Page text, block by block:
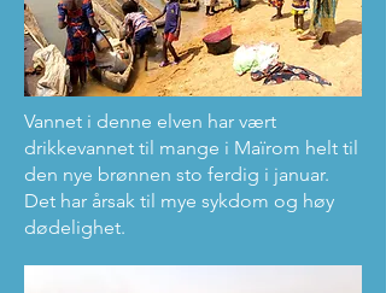
Vannet i denne elven har vært
drikkevannet til mange i Maïrom helt til
den nye brønnen sto ferdig i januar.
Det har årsak til mye sykdom og høy
dødelighet.